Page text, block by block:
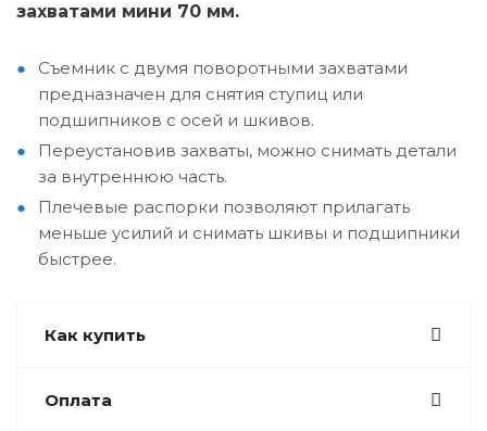
захватами мини 70 мм.
Съемник с двумя поворотными захватами
предназначен для снятия ступиц или
подшипников с осей и шкивов.
Переустановив захваты, можно снимать детали
за внутреннюю часть.
Плечевые распорки позволяют прилагать
меньше усилий и снимать шкивы и подшипники
быстрее.
Как купить
Оплата